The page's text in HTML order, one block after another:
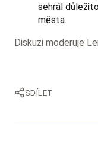
sehrál
města.
Diskuzi moderuje
SDÍLET